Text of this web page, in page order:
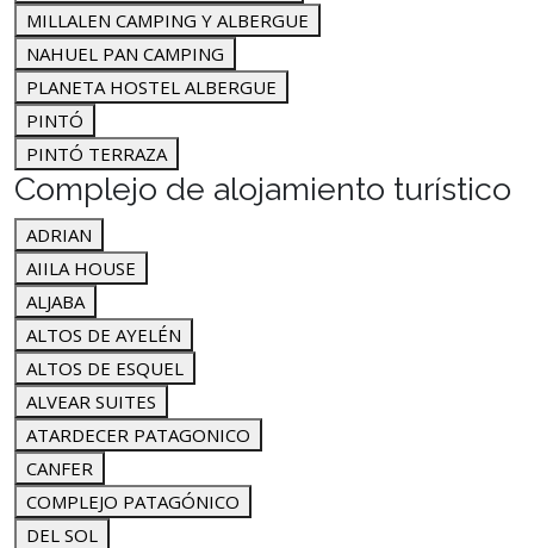
MILLALEN CAMPING Y ALBERGUE
NAHUEL PAN CAMPING
PLANETA HOSTEL ALBERGUE
PINTÓ
PINTÓ TERRAZA
Complejo de alojamiento turístico
ADRIAN
AIILA HOUSE
ALJABA
ALTOS DE AYELÉN
ALTOS DE ESQUEL
ALVEAR SUITES
ATARDECER PATAGONICO
CANFER
COMPLEJO PATAGÓNICO
DEL SOL